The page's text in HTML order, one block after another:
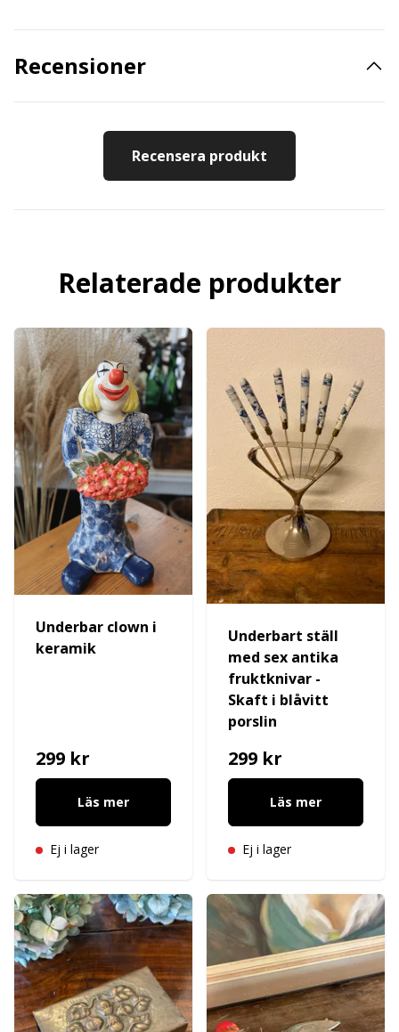
Recensioner
Recensera produkt
Relaterade produkter
Underbar clown i
keramik
299 kr
Läs mer
Ej i lager
Underbart ställ
med sex antika
fruktknivar -
Skaft i blåvitt
porslin
299 kr
Läs mer
Ej i lager